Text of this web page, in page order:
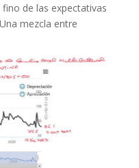
de las expectativas
mezcla entre